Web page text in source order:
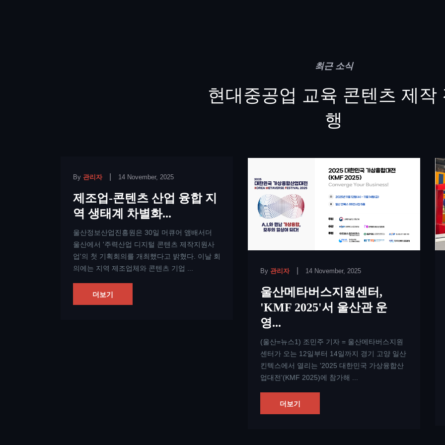
최근 소식
현대중공업 교육 콘텐츠 제작
행
By 관리자 14 November, 2025
제조업-콘텐츠 산업 융합 지
역 생태계 차별화...
울산정보산업진흥원은 30일 머큐어 앰배서더
울산에서 '주력산업 디지털 콘텐츠 제작지원사
업'의 첫 기획회의를 개최했다고 밝혔다. 이날 회
의에는 지역 제조업체와 콘텐츠 기업 ...
더보기
By 관리자 14 November, 2025
울산메타버스지원센터,
'KMF 2025'서 울산관 운
영...
(울산=뉴스1) 조민주 기자 = 울산메타버스지원
센터가 오는 12일부터 14일까지 경기 고양 일산
킨텍스에서 열리는 '2025 대한민국 가상융합산
업대전'(KMF 2025)에 참가해 ...
더보기